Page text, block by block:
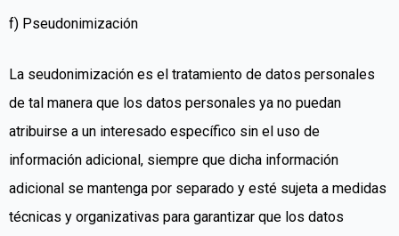
f) Pseudonimización
La seudonimización es el tratamiento de datos personales
de tal manera que los datos personales ya no puedan
atribuirse a un interesado específico sin el uso de
información adicional, siempre que dicha información
adicional se mantenga por separado y esté sujeta a medidas
técnicas y organizativas para garantizar que los datos